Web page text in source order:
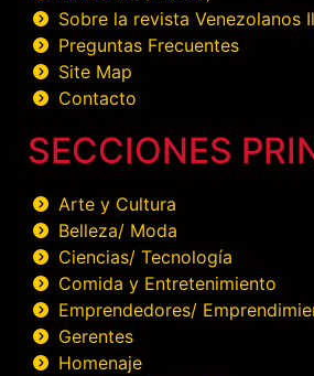
Sobre la revista Venezolanos
Preguntas Frecuentes
Site Map
Contacto
SECCIONES
Arte y Cultura
Belleza/ Moda
Ciencias/ Tecnología
Comida y Entretenimiento
Emprendedores/
Gerentes
Homenaje